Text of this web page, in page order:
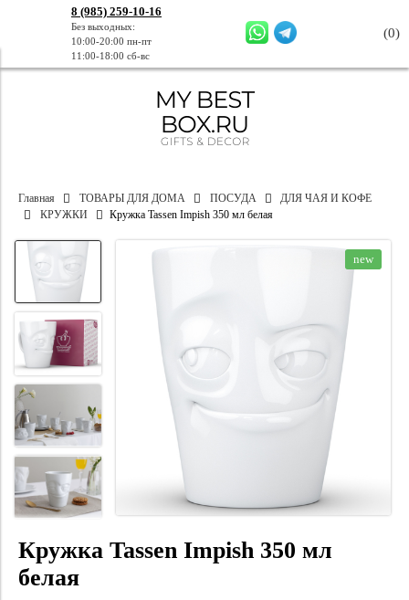
8 (985) 259-10-16
Без выходных:
10:00-20:00 пн-пт
11:00-18:00 сб-вс
(0)
Главная ТОВАРЫ ДЛЯ ДОМА ПОСУДА
ДЛЯ ЧАЯ И КОФЕ
КРУЖКИ
Кружка Tassen Impish 350 мл белая
new
Кружка Tassen Impish 350 мл
белая